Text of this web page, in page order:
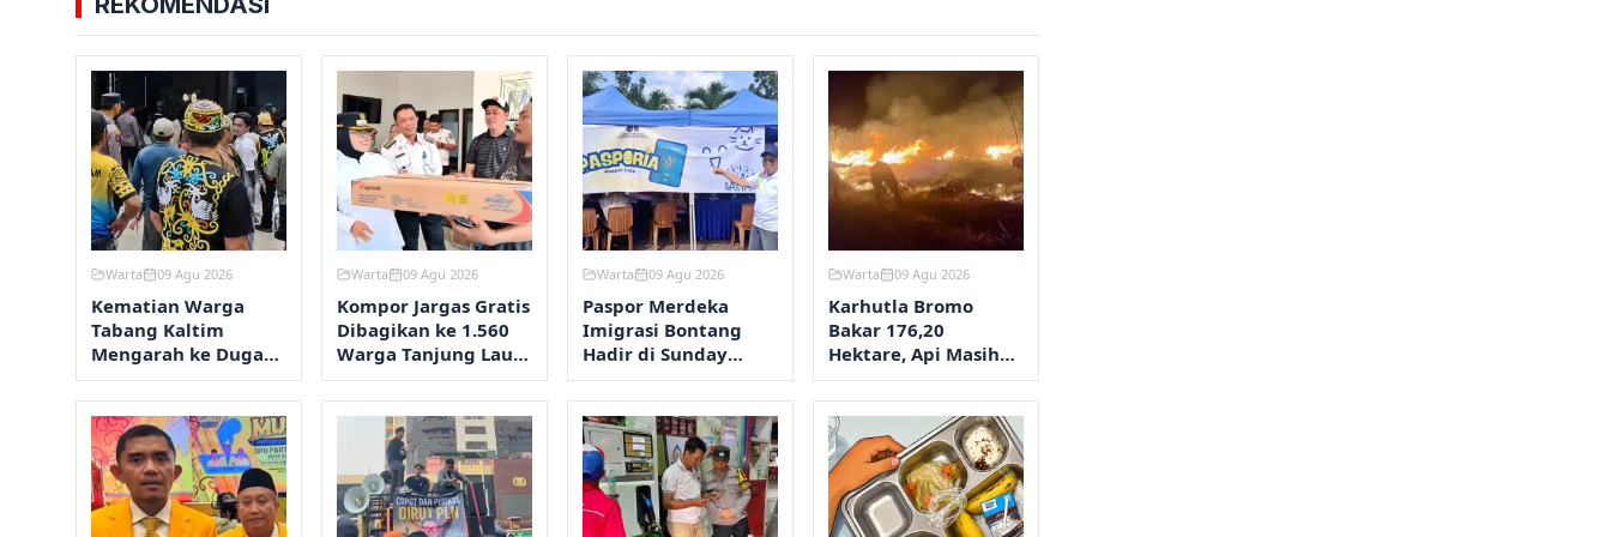
Warta 09 Agu 2026
Kematian Warga
Tabang Kaltim
Mengarah ke Dugaan
Pengeroyokan
Warta 09 Agu 2026
Kompor Jargas Gratis
Dibagikan ke 1.560
Warga Tanjung Laut,
Ini Tahap
Selanjutnya
Warta 09 Agu 2026
Paspor Merdeka
Imigrasi Bontang
Hadir di Sunday
Market PKT
Warta 09 Agu 2026
Karhutla Bromo
Bakar 176,20
Hektare, Api Masih
Dipadamkan